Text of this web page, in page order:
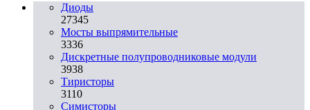
Диоды
27345
Мосты выпрямительные
3336
Дискретные полупроводниковые модули
3938
Тиристоры
3110
Симисторы